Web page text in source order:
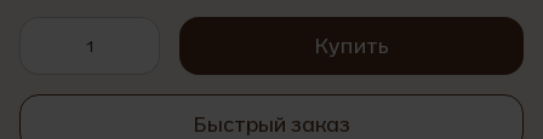
Купить
Быстрый заказ